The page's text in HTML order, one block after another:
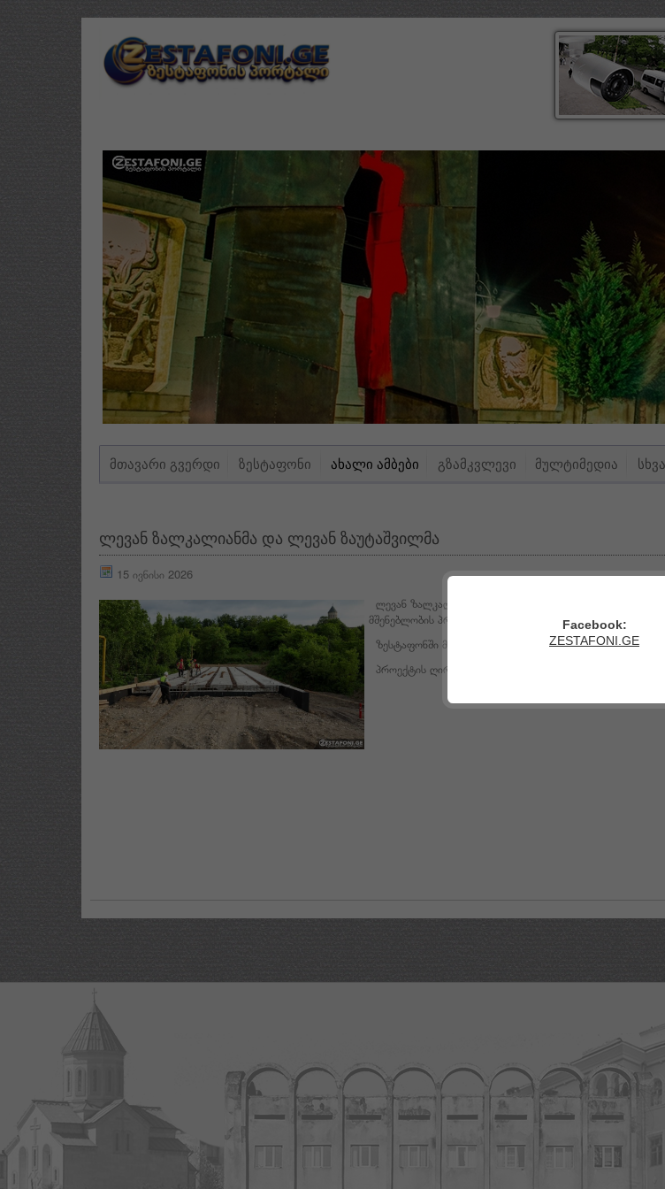
ᲛᲗᲐᲕᲐᲠᲘ ᲒᲕᲔᲠᲓᲘ ᲖᲔᲡᲢᲐᲤᲝᲜᲘ ᲐᲮᲐᲚᲘ ᲐᲛᲑᲔᲑᲘ ᲒᲖᲐᲛᲙᲕᲚᲔᲕᲘ ᲛᲣᲚᲢᲘᲛᲔᲓᲘᲐ
ლევან ზალკალიანმა და ლევან ზაუტაშვილმა
15 ივნისი 2026
ლევან ზალკალიანმა და ლევან ზაუტაშვილმა
მშენებლობის პროცესი დაათვალიერეს.
ზესტაფონში მდინარე აჯამურაზე მიმდინარეობს ახალი
პროექტის ღირებულება 864 000 ლარს შეადგენს და
Facebook:
ZESTAFONI.GE